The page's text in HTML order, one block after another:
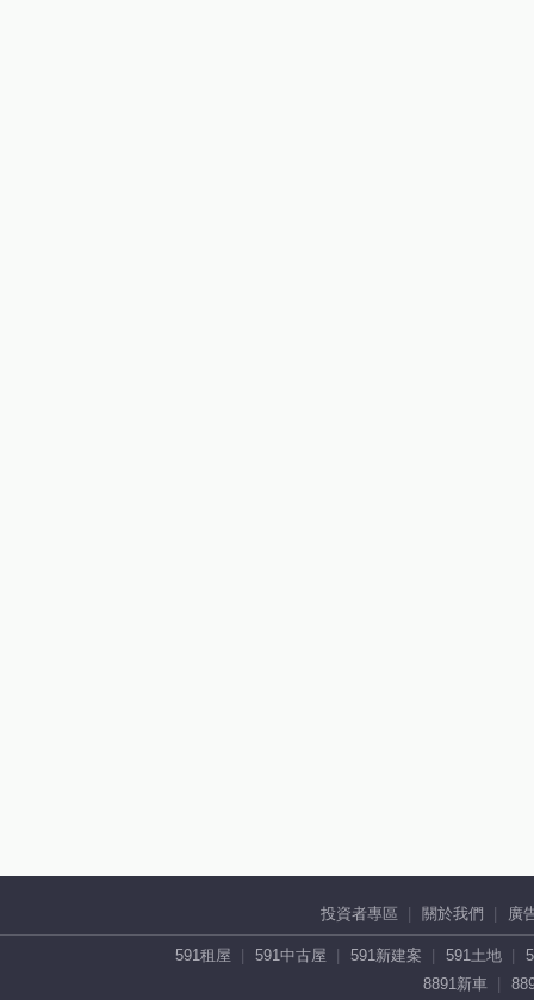
投資者專區 關於我們 廣
591租屋 591中古屋 591新建案 591土地
8891新車